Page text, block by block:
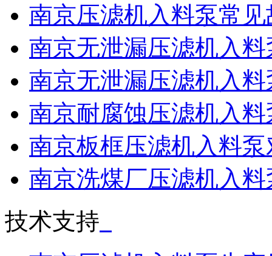
南京压滤机入料泵常见
南京无泄漏压滤机入料
南京无泄漏压滤机入料
南京耐腐蚀压滤机入料
南京板框压滤机入料泵
南京洗煤厂压滤机入料
技术支持